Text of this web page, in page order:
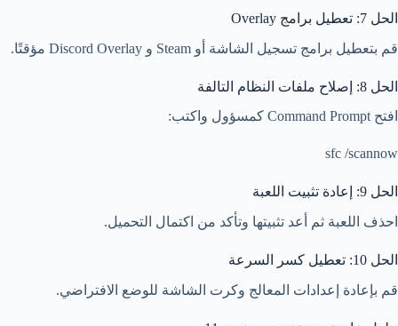
الحل 7: تعطيل برامج Overlay
قم بتعطيل برامج تسجيل الشاشة أو Steam و Discord Overlay مؤقتًا.
الحل 8: إصلاح ملفات النظام التالفة
افتح Command Prompt كمسؤول واكتب:
sfc /scannow
الحل 9: إعادة تثبيت اللعبة
احذف اللعبة ثم أعد تثبيتها وتأكد من اكتمال التحميل.
الحل 10: تعطيل كسر السرعة
قم بإعادة إعدادات المعالج وكرت الشاشة للوضع الافتراضي.